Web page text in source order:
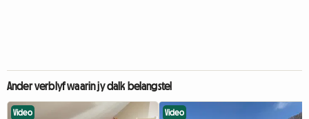
Ander verblyf waarin jy dalk belangstel
Video Video